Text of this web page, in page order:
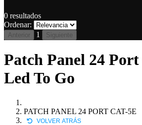
0 resultados
Ordenar:
Anterior 1 Siguiente
Patch Panel 24
Led To Go
PATCH PANEL 24 PORT CAT-5E
VOLVER ATRÁS